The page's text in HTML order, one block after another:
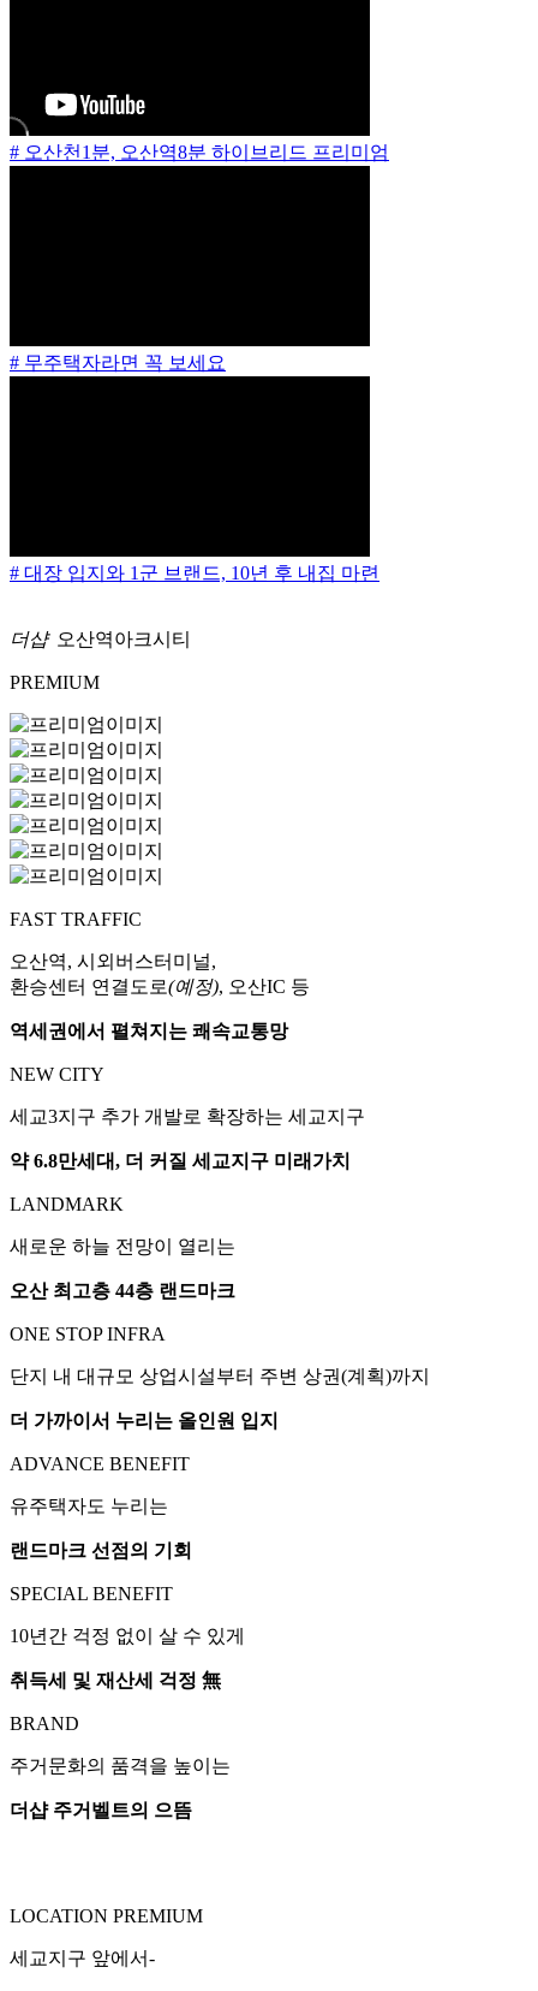
# 오산천1분, 오산역8분 하이브리드 프리미엄
# 무주택자라면 꼭 보세요
# 대장 입지와 1군 브랜드, 10년 후 내집 마련
더샵 오산역아크시티
PREMIUM
FAST TRAFFIC
오산역, 시외버스터미널,
환승센터 연결도로(예정), 오산IC 등
역세권에서 펼쳐지는 쾌속교통망
NEW CITY
세교3지구 추가 개발로 확장하는 세교지구
약 6.8만세대, 더 커질 세교지구 미래가치
LANDMARK
새로운 하늘 전망이 열리는
오산 최고층 44층 랜드마크
ONE STOP INFRA
단지 내 대규모 상업시설부터 주변 상권(계획)까지
더 가까이서 누리는 올인원 입지
ADVANCE BENEFIT
유주택자도 누리는
랜드마크 선점의 기회
SPECIAL BENEFIT
10년간 걱정 없이 살 수 있게
취득세 및 재산세 걱정 無
BRAND
주거문화의 품격을 높이는
더샵 주거벨트의 으뜸
LOCATION PREMIUM
세교지구 앞에서-